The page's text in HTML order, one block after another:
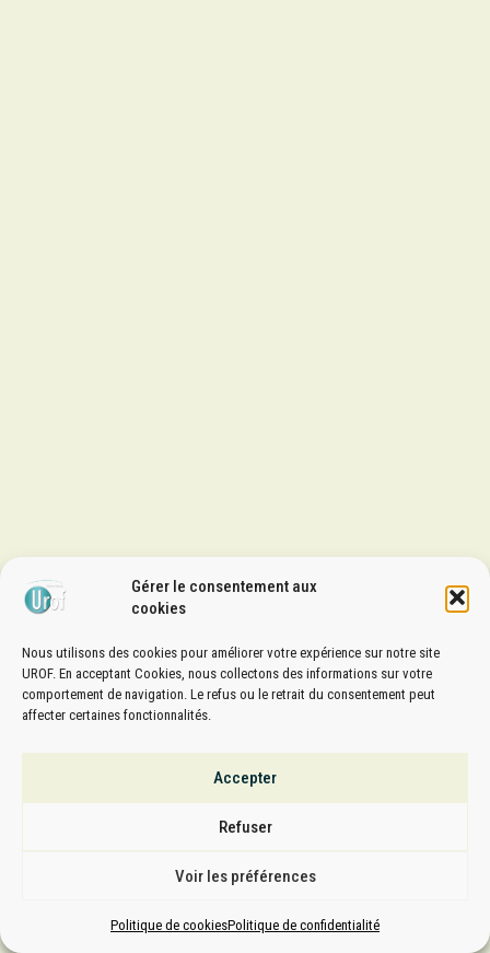
Gérer le consentement aux
cookies
Nous utilisons des cookies pour améliorer votre expérience sur notre site
UROF. En acceptant Cookies, nous collectons des informations sur votre
comportement de navigation. Le refus ou le retrait du consentement peut
affecter certaines fonctionnalités.
Accepter
Refuser
Voir les préférences
Politique de cookiesPolitique de confidentialité